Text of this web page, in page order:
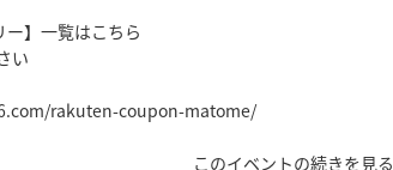
ー】一覧はこちら
い
rakuten-coupon-matome/
このイベントの続きを見る